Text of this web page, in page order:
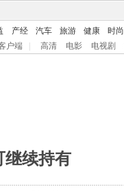
产经 汽车 旅游 健康 时尚
户端 高清 电影 电视剧
继续持有